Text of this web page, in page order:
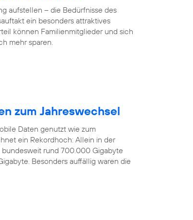
aufstellen – die Bedürfnisse des
ein besonders attraktives
können Familienmitglieder und sich
mehr sparen.
zum Jahreswechsel
Daten genutzt wie zum
ein Rekordhoch: Allein in der
rund 700.000 Gigabyte
Besonders auffällig waren die